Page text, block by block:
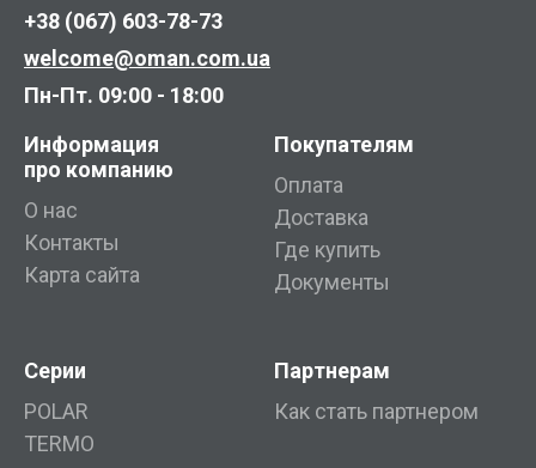
+38 (067) 603-78-73
welcome@oman.com.ua
Пн-Пт. 09:00 - 18:00
Информация
про компанию
О нас
Контакты
Карта сайта
Покупателям
Оплата
Доставка
Где купить
Документы
Серии
POLAR
TERMO
Партнерам
Как стать партнером